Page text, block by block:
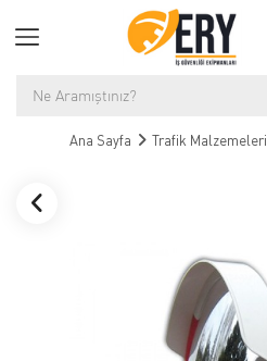
Ana Sayfa Trafik Malzemeleri